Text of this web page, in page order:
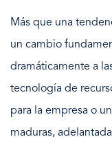
Más que una
un cambio
dramáticamente a
tecnología de
para la empresa o
maduras,